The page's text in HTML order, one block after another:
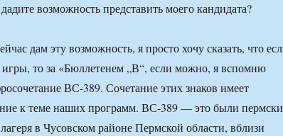
возможность представить моего кандидата?
дам эту возможность, я просто хочу сказать, что
игры, то за «Бюллетенем „В“, если можно, я вспомню
ВС-389. Сочетание этих знаков имеет
к теме наших программ. ВС-389 — это были
в Чусовском районе Пермской области, вблизи